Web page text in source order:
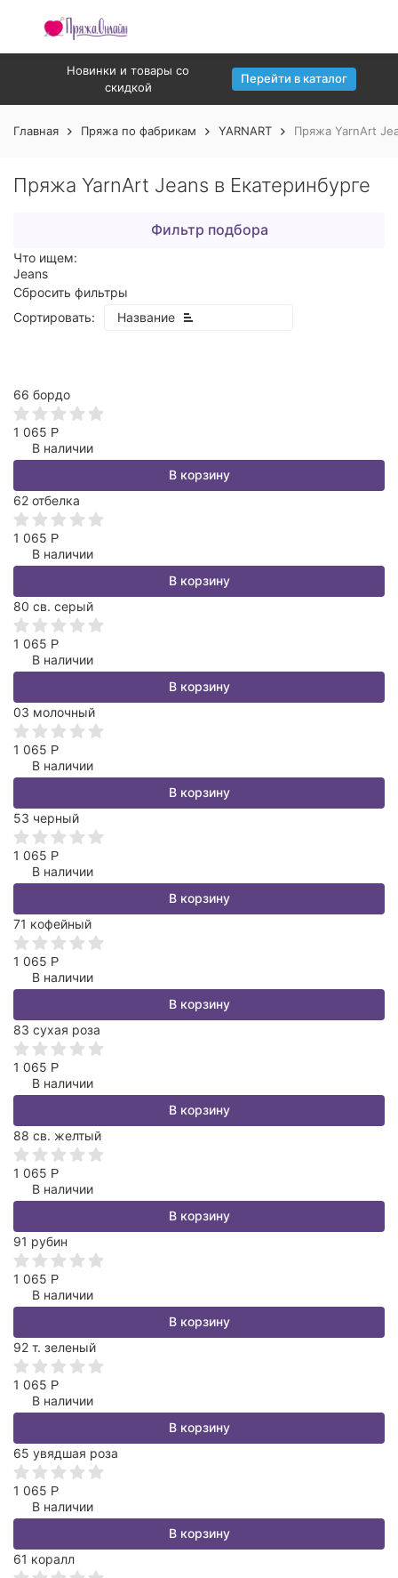
Новинки и товары со
скидкой
Перейти в каталог
Главная Пряжа по фабрикам YARNART Пряжа YarnArt
Пряжа YarnArt Jeans в Екатеринбурге
Фильтр подбора
Что ищем:
Jeans
Сбросить фильтры
Сортировать:
Название
66 бордо
1 065 Р
В наличии
В корзину
62 отбелка
1 065 Р
В наличии
В корзину
80 св. серый
1 065 Р
В наличии
В корзину
03 молочный
1 065 Р
В наличии
В корзину
53 черный
1 065 Р
В наличии
В корзину
71 кофейный
1 065 Р
В наличии
В корзину
83 сухая роза
1 065 Р
В наличии
В корзину
88 св. желтый
1 065 Р
В наличии
В корзину
91 рубин
1 065 Р
В наличии
В корзину
92 т. зеленый
1 065 Р
В наличии
В корзину
65 увядшая роза
1 065 Р
В наличии
В корзину
61 коралл